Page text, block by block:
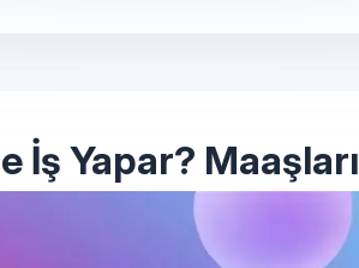
İş Yapar? Maaşları